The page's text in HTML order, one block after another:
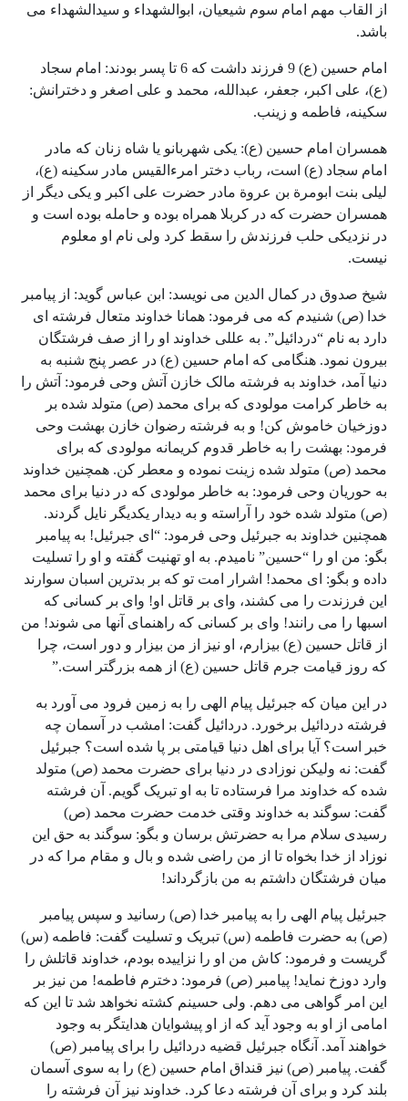
از القاب مهم امام سوم شیعیان، ابوالشهداء و سیدالشهداء می
باشد.
امام حسین (ع) 9 فرزند داشت که 6 تا پسر بودند: امام سجاد
(ع)، علی اکبر، جعفر، عبدالله، محمد و علی اصغر و دخترانش:
سکینه، فاطمه و زینب.
همسران امام حسین (ع): یکی شهربانو یا شاه زنان که مادر
امام سجاد (ع) است، رباب دختر امرءالقیس مادر سکینه (ع)،
لیلی بنت ابومرة بن عروة مادر حضرت علی اکبر و یکی دیگر از
همسران حضرت که در کربلا همراه بوده و حامله بوده است و
در نزدیکی حلب فرزندش را سقط کرد ولی نام او معلوم
نیست.
شیخ صدوق در کمال الدین می نویسد: ابن عباس گوید: از پیامبر
خدا (ص) شنیدم که می فرمود: همانا خداوند متعال فرشته ای
دارد به نام “دردائیل”. به عللی خداوند او را از صف فرشتگان
بیرون نمود. هنگامی که امام حسین (ع) در عصر پنج شنبه به
دنیا آمد، خداوند به فرشته مالک خازن آتش وحی فرمود: آتش را
به خاطر کرامت مولودی که برای محمد (ص) متولد شده بر
دوزخیان خاموش کن! و به فرشته رضوان خازن بهشت وحی
فرمود: بهشت را به خاطر قدوم کریمانه مولودی که برای
محمد (ص) متولد شده زینت نموده و معطر کن. همچنین خداوند
به حوریان وحی فرمود: به خاطر مولودی که در دنیا برای محمد
(ص) متولد شده خود را آراسته و به دیدار یکدیگر نایل گردند.
همچنین خداوند به جبرئیل وحی فرمود: “ای جبرئیل! به پیامبر
بگو: من او را “حسین” نامیدم. به او تهنیت گفته و او را تسلیت
داده و بگو: ای محمد! اشرار امت تو که بر بدترین اسبان سوارند
این فرزندت را می کشند، وای بر قاتل او! وای بر کسانی که
اسبها را می رانند! وای بر کسانی که راهنمای آنها می شوند! من
از قاتل حسین (ع) بیزارم، او نیز از من بیزار و دور است، چرا
که روز قیامت جرم قاتل حسین (ع) از همه بزرگتر است.”
در این میان که جبرئیل پیام الهی را به زمین فرود می آورد به
فرشته دردائیل برخورد. دردائیل گفت: امشب در آسمان چه
خبر است؟ آیا برای اهل دنیا قیامتی بر پا شده است؟ جبرئیل
گفت: نه ولیکن نوزادی در دنیا برای حضرت محمد (ص) متولد
شده که خداوند مرا فرستاده تا به او تبریک گویم. آن فرشته
گفت: سوگند به خداوند وقتی خدمت حضرت محمد (ص)
رسیدی سلام مرا به حضرتش برسان و بگو: سوگند به حق این
نوزاد از خدا بخواه تا از من راضی شده و بال و مقام مرا که در
میان فرشتگان داشتم به من بازگرداند!
جبرئیل پیام الهی را به پیامبر خدا (ص) رسانید و سپس پیامبر
(ص) به حضرت فاطمه (س) تبریک و تسلیت گفت: فاطمه (س)
گریست و فرمود: کاش من او را نزاییده بودم، خداوند قاتلش را
وارد دوزخ نماید! پیامبر (ص) فرمود: دخترم فاطمه! من نیز بر
این امر گواهی می دهم. ولی حسینم کشته نخواهد شد تا این که
امامی از او به وجود آید که از او پیشوایان هدایتگر به وجود
خواهند آمد. آنگاه جبرئیل قضیه دردائیل را برای پیامبر (ص)
گفت. پیامبر (ص) نیز قنداق امام حسین (ع) را به سوی آسمان
بلند کرد و برای آن فرشته دعا کرد. خداوند نیز آن فرشته را